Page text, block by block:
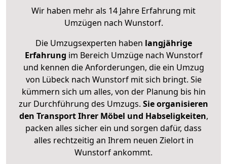
Wir haben mehr als 14 Jahre Erfahrung mit
Umzügen nach Wunstorf.
Die Umzugsexperten haben langjährige
Erfahrung im Bereich Umzüge nach Wunstorf
und kennen die Anforderungen, die ein Umzug
von Lübeck nach Wunstorf mit sich bringt. Sie
kümmern sich um alles, von der Planung bis hin
zur Durchführung des Umzugs. Sie organisieren
den Transport Ihrer Möbel und Habseligkeiten,
packen alles sicher ein und sorgen dafür, dass
alles rechtzeitig an Ihrem neuen Zielort in
Wunstorf ankommt.